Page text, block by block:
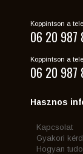
Koppintson a
06 20 987
Koppintson a
06 20 987
Hasznos
Kapcsolat
Gyakori
Hogyan